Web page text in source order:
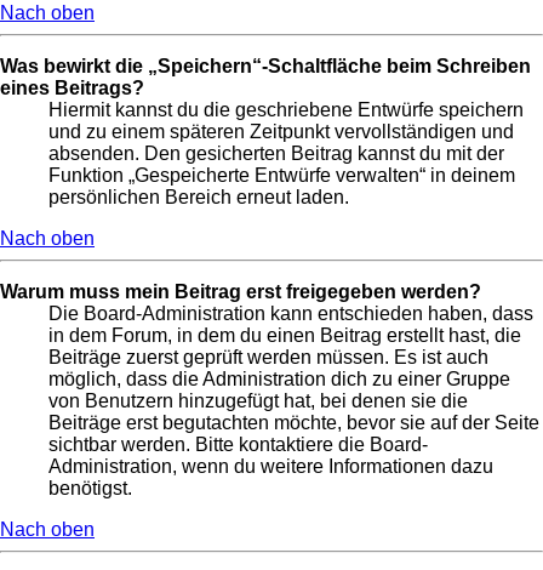
Nach oben
Was bewirkt die „Speichern“-Schaltfläche beim Schreiben
eines Beitrags?
Hiermit kannst du die geschriebene Entwürfe speichern
und zu einem späteren Zeitpunkt vervollständigen und
absenden. Den gesicherten Beitrag kannst du mit der
Funktion „Gespeicherte Entwürfe verwalten“ in deinem
persönlichen Bereich erneut laden.
Nach oben
Warum muss mein Beitrag erst freigegeben werden?
Die Board-Administration kann entschieden haben, dass
in dem Forum, in dem du einen Beitrag erstellt hast, die
Beiträge zuerst geprüft werden müssen. Es ist auch
möglich, dass die Administration dich zu einer Gruppe
von Benutzern hinzugefügt hat, bei denen sie die
Beiträge erst begutachten möchte, bevor sie auf der Seite
sichtbar werden. Bitte kontaktiere die Board-
Administration, wenn du weitere Informationen dazu
benötigst.
Nach oben